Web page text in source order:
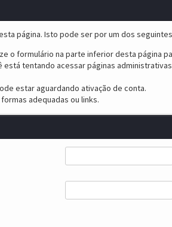
página. Isto pode ser por um dos
o formulário na parte inferior desta página
tentando acessar páginas
estar aguardando ativação de conta.
adequadas ou links.